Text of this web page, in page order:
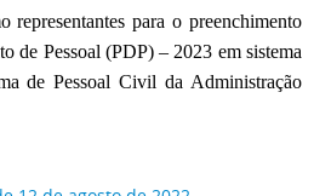
representantes para o preenchimento
de Pessoal (PDP) – 2023 em sistema
de Pessoal Civil da Administração